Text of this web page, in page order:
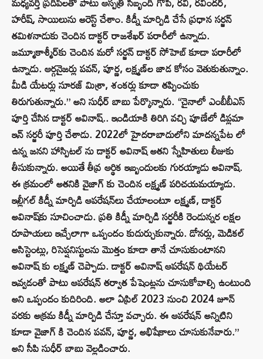
హరీష్, సాయిలును అరెస్ట్ చేశాం. కిడ్నీ మార్పిడి చేసే ప్రధాన సర్జన్
తమిళనాడుకు చెందిన డాక్టర్ రాజశేఖర్ పరారీలో ఉన్నాడు.
జమ్మూకాశ్మీర్‌కు చెందిన మరో సర్జన్ డాక్టర్ సోహెబ్ కూడా పరారీలో
ఉన్నాడు. ఆర్గనైజర్లు పవన్, పూర్ణ, లక్ష్మణ్‌ల జాడ కోసం వెతుకుతున్నాం.
మీడి యేటర్లు సూరజ్ మిశ్రా, శంకర్లు కూడా తప్పించుకు
తిరుగుతున్నారు.” అని సుధీర్ బాబు పేర్కొన్నారు. “చైనాలో ఎంబీబీఎస్
పూర్తి చేసిన డాక్టర్ అవినాష్.. ఇండియాకి తిరిగి వచ్చి పూణేలో డిప్లమా
ఇన్ సర్జరీ పూర్తి చేశాడు. 2022లో హైదరాబాదులోని మాదన్నపేట లో
ఉన్న జనని హాస్పిటల్ ను డాక్టర్ అవినాష్ అతని స్నేహితులు లీజుకు
తీసుకున్నారు. అయితే తీవ్ర ఆర్థిక ఇబ్బందులకు గురయ్యాడు అవినాష్.
ఈ క్రమంలో అతనికి వైజాగ్ కు చెందిన లక్ష్మణ్ పరిచయమయ్యాడు.
ఇల్లీగల్ కిడ్నీ మార్పిడి ఆపరేషన్‌లు చేయాలంటూ లక్ష్మణ్, డాక్టర్
అవినాష్‌కు సూచించాడు. ప్రతి కిడ్నీ మార్పిడి సర్జరీకి రెండున్నర లక్షల
రూపాయలు ఇచ్చేలాగా ఒప్పందం కుదుర్చుకున్నారు. డోనర్లు, మెడికల్
అసిస్టెంట్లు, రిసెప్షనిస్టులను మొత్తం కూడా తానే చూసుకుంటానని
అవినాష్ కు లక్ష్మణ్‌ చెప్పాడు. డాక్టర్ అవినాష్ ఆపరేషన్ థియేటర్
ఇవ్వడంతో పాటు ఆపరేషన్ తర్వాత పేషెంట్లను చూసుకోవాల్సి ఉంటుంది
అని ఒప్పందం కుదిరింది. అలా ఏప్రిల్ 2023 నుంచి 2024 జూన్
వరకు అక్రమ కిడ్నీ మార్పిడి చేస్తూ వచ్చారు. ఈ ఆపరేషన్ అన్నిటిని
కూడా వైజాగ్ కి చెందిన పవన్, పూర్ణ, అభిషేకాలు చూసుకునేవారు.”
అని సీపి సుధీర్ బాబు వెల్లడించారు.